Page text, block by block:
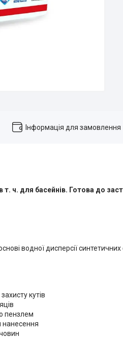
Інформація для замовлення
т. ч. для басейнів. Готова до
водної дисперсії синтетичних
кутів
пензлем
нанесення